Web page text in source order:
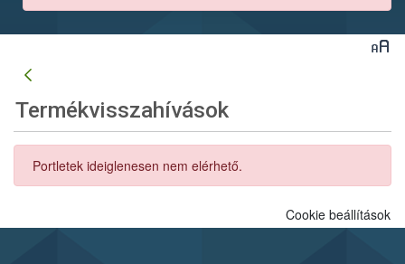
Termékvisszahívások
Portletek ideiglenesen nem elérhető.
Cookie beállítások